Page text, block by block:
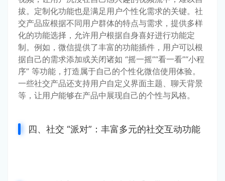
拔。定制化功能也是满足用户个性化需求的关键。社
交产品应根据不同用户群体的特点与需求，提供多样
化的功能选择，允许用户根据自身喜好进行功能定
制。例如，微信提供了丰富的功能插件，用户可以根
据自己的需求添加或关闭诸如 “摇一摇”“看一看”“小程
序” 等功能，打造属于自己的个性化微信使用体验。
一些社交产品还支持用户自定义界面主题、聊天背景
等，让用户能够在产品中展现自己的个性与风格。
四、社交 “派对”：丰富多元的社交互动功能